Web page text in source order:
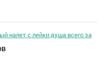
налет с лейки душа всего за